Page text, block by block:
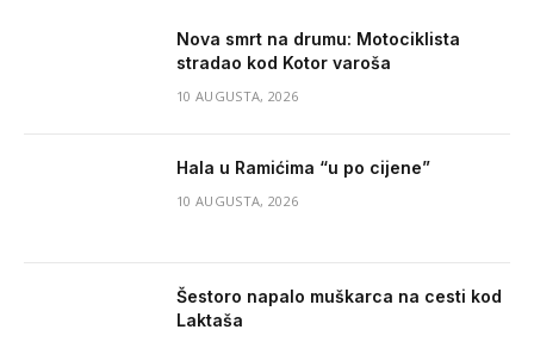
Nova smrt na drumu: Motociklista
stradao kod Kotor varoša
10 AUGUSTA, 2026
Hala u Ramićima “u po cijene”
10 AUGUSTA, 2026
Šestoro napalo muškarca na cesti kod
Laktaša